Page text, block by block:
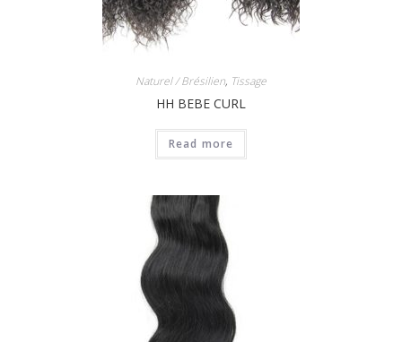
Naturel / Brésilien, Tissage
HH BEBE CURL
Read more